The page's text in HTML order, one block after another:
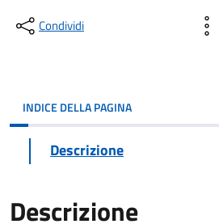
Condividi
INDICE DELLA PAGINA
Descrizione
Descrizione